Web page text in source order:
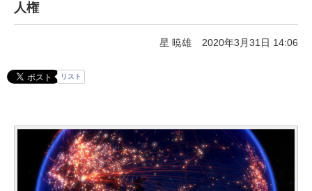
人権
星 暁雄 2020年3月31日 14:06
リスト